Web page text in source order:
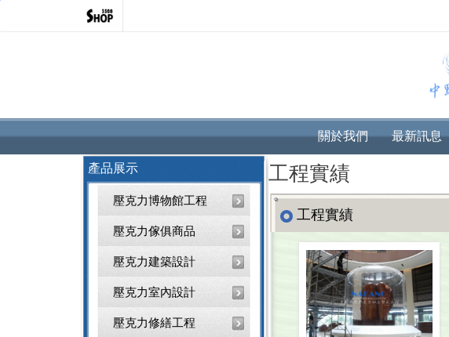
關於我們 最新訊息
產品展示
壓克力博物館工程
壓克力傢俱商品
壓克力建築設計
壓克力室內設計
壓克力修繕工程
工程實績
工程實績